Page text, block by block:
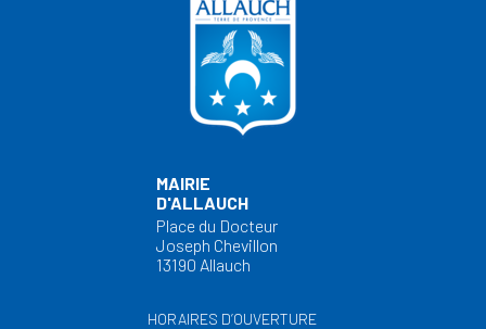
MAIRIE
D'ALLAUCH
Place du Docteur
Joseph Chevillon
13190 Allauch
HORAIRES D’OUVERTURE